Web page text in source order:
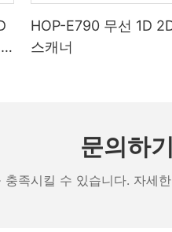
HOP-E790 무선 1D
스캐너
문의하기
족시킬 수 있습니다. 자세